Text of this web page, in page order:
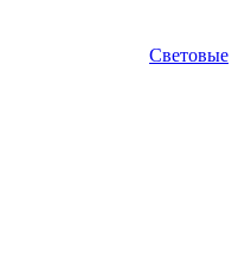
Световые